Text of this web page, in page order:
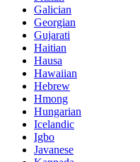
Galician
Georgian
Gujarati
Haitian
Hausa
Hawaiian
Hebrew
Hmong
Hungarian
Icelandic
Igbo
Javanese